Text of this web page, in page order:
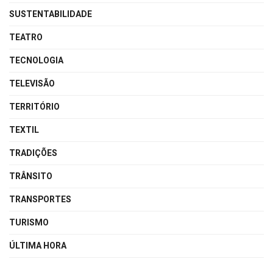
SUSTENTABILIDADE
TEATRO
TECNOLOGIA
TELEVISÃO
TERRITÓRIO
TEXTIL
TRADIÇÕES
TRÂNSITO
TRANSPORTES
TURISMO
ÚLTIMA HORA